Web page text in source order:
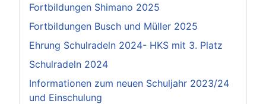
Fortbildungen Shimano 2025
Fortbildungen Busch und Müller 2025
Ehrung Schulradeln 2024- HKS mit 3. Platz
Schulradeln 2024
Informationen zum neuen Schuljahr 2023/24
und Einschulung